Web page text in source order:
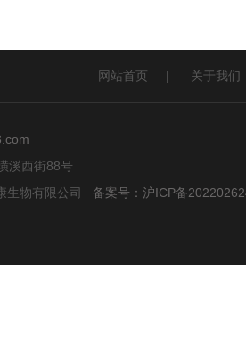
网站首页 | 关于我们
溪西街88号
生物有限公司 备案号：沪ICP备